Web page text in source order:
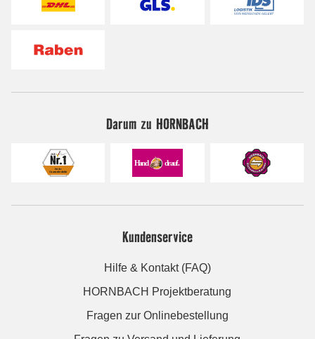
Darum zu HORNBACH
Kundenservice
Hilfe & Kontakt (FAQ)
HORNBACH Projektberatung
Fragen zur Onlinebestellung